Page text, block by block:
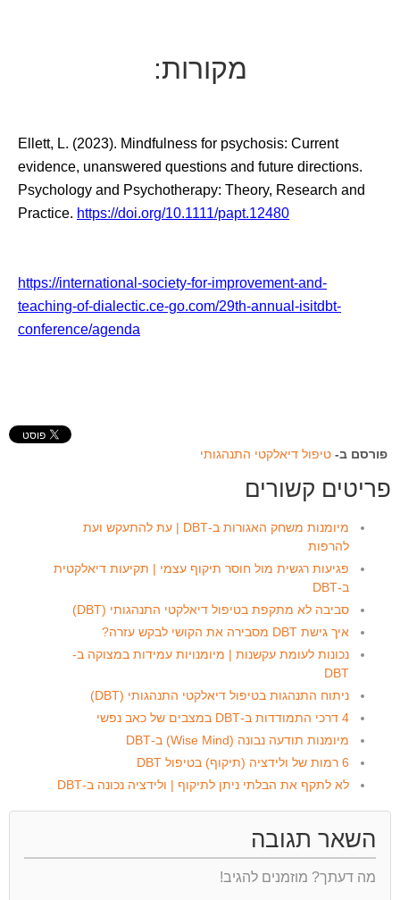
מקורות:
Ellett, L. (2023). Mindfulness for psychosis: Current
evidence, unanswered questions and future directions.
Psychology and Psychotherapy: Theory, Research and
Practice. https://doi.org/10.1111/papt.12480
https://international-society-for-improvement-and-
teaching-of-dialectic.ce-go.com/29th-annual-isitdbt-
conference/agenda
פורסם ב- טיפול דיאלקטי התנהגותי
פריטים קשורים
מיומנות משחק האגורות ב-DBT | עת להתעקש ועת
להרפות
פגיעות רגשית מול חוסר תיקוף עצמי | תקיעות דיאלקטית
ב-DBT
סביבה לא מתקפת בטיפול דיאלקטי התנהגותי (DBT)
איך גישת DBT מסבירה את הקושי לבקש עזרה?
נכונות לעומת עקשנות | מיומנויות עמידות במצוקה ב-
DBT
ניתוח התנהגות בטיפול דיאלקטי התנהגותי (DBT)
4 דרכי התמודדות ב-DBT במצבים של כאב נפשי
מיומנות תודעה נבונה (Wise Mind) ב-DBT
6 רמות של ולידציה (תיקוף) בטיפול DBT
לא לתקף את הבלתי ניתן לתיקוף | ולידציה נכונה ב-DBT
השאר תגובה
מה דעתך? מוזמנים להגיב!